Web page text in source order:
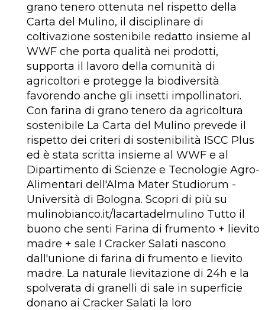
grano tenero ottenuta nel rispetto della
Carta del Mulino, il disciplinare di
coltivazione sostenibile redatto insieme al
WWF che porta qualità nei prodotti,
supporta il lavoro della comunità di
agricoltori e protegge la biodiversità
favorendo anche gli insetti impollinatori.
Con farina di grano tenero da agricoltura
sostenibile La Carta del Mulino prevede il
rispetto dei criteri di sostenibilità ISCC Plus
ed è stata scritta insieme al WWF e al
Dipartimento di Scienze e Tecnologie Agro-
Alimentari dell'Alma Mater Studiorum -
Università di Bologna. Scopri di più su
mulinobianco.it/lacartadelmulino Tutto il
buono che senti Farina di frumento + lievito
madre + sale I Cracker Salati nascono
dall'unione di farina di frumento e lievito
madre. La naturale lievitazione di 24h e la
spolverata di granelli di sale in superficie
donano ai Cracker Salati la loro